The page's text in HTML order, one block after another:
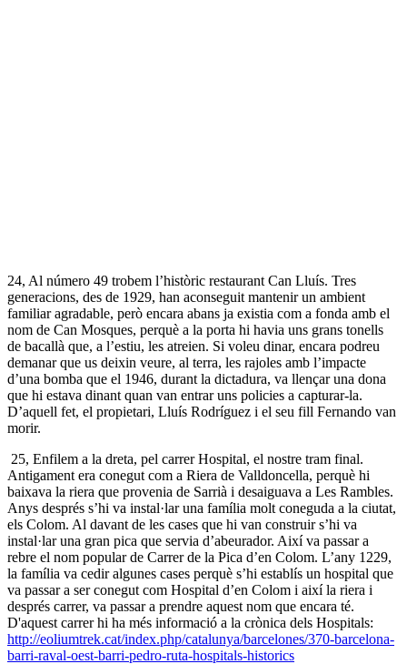
24, Al número 49 trobem l’històric restaurant Can Lluís. Tres
generacions, des de 1929, han aconseguit mantenir un ambient
familiar agradable, però encara abans ja existia com a fonda amb el
nom de Can Mosques, perquè a la porta hi havia uns grans tonells
de bacallà que, a l’estiu, les atreien. Si voleu dinar, encara podreu
demanar que us deixin veure, al terra, les rajoles amb l’impacte
d’una bomba que el 1946, durant la dictadura, va llençar una dona
que hi estava dinant quan van entrar uns policies a capturar-la.
D’aquell fet, el propietari, Lluís Rodríguez i el seu fill Fernando van
morir.
25, Enfilem a la dreta, pel carrer Hospital, el nostre tram final.
Antigament era conegut com a Riera de Valldoncella, perquè hi
baixava la riera que provenia de Sarrià i desaiguava a Les Rambles.
Anys després s’hi va instal·lar una família molt coneguda a la ciutat,
els Colom. Al davant de les cases que hi van construir s’hi va
instal·lar una gran pica que servia d’abeurador. Així va passar a
rebre el nom popular de Carrer de la Pica d’en Colom. L’any 1229,
la família va cedir algunes cases perquè s’hi establís un hospital que
va passar a ser conegut com Hospital d’en Colom i així la riera i
després carrer, va passar a prendre aquest nom que encara té.
D'aquest carrer hi ha més informació a la crònica dels Hospitals:
http://eoliumtrek.cat/index.php/catalunya/barcelones/370-barcelona-
barri-raval-oest-barri-pedro-ruta-hospitals-historics